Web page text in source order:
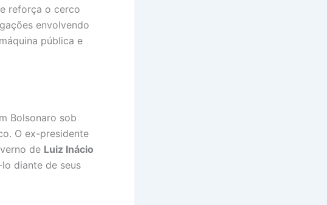
reforça o cerco
envolvendo
pública e
Bolsonaro sob
O ex-presidente
de Luiz Inácio
diante de seus